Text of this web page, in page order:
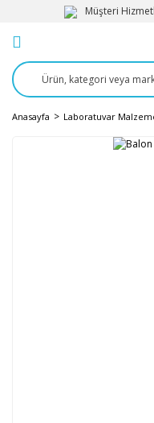
Müşteri
Anasayfa Laboratuvar